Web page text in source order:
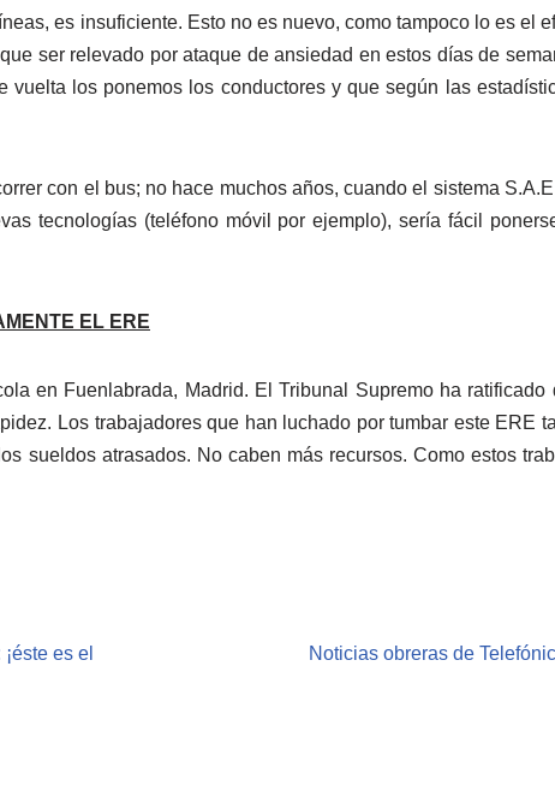
es insuficiente. Esto no es nuevo, como tampoco lo es el
ser relevado por ataque de ansiedad en estos días de
los ponemos los conductores y que según las
con el bus; no hace muchos años, cuando el sistema
tecnologías (teléfono móvil por ejemplo), sería fácil
EL ERE
en Fuenlabrada, Madrid. El Tribunal Supremo ha
Los trabajadores que han luchado por tumbar este ERE
sueldos atrasados. No caben más recursos. Como estos
es el
Noticias obreras de